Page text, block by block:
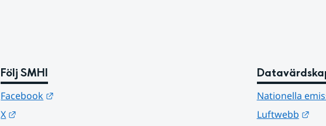
Följ SMHI
Facebook
X
Nationella
Luftwebb